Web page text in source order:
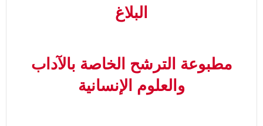
البلاغ
مطبوعة الترشح الخاصة بالآداب
والعلوم الإنسانية